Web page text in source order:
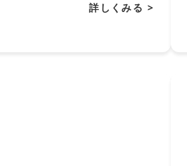
詳しくみる >